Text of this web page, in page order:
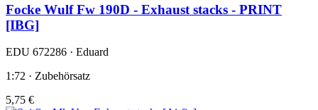
Focke Wulf Fw 190D - Exhaust stacks - PRINT
[IBG]
EDU 672286 · Eduard
1:72 · Zubehörsatz
5,75 €